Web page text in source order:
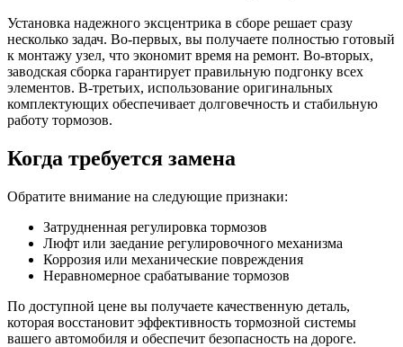
Установка надежного эксцентрика в сборе решает сразу
несколько задач. Во-первых, вы получаете полностью готовый
к монтажу узел, что экономит время на ремонт. Во-вторых,
заводская сборка гарантирует правильную подгонку всех
элементов. В-третьих, использование оригинальных
комплектующих обеспечивает долговечность и стабильную
работу тормозов.
Когда требуется замена
Обратите внимание на следующие признаки:
Затрудненная регулировка тормозов
Люфт или заедание регулировочного механизма
Коррозия или механические повреждения
Неравномерное срабатывание тормозов
По доступной цене вы получаете качественную деталь,
которая восстановит эффективность тормозной системы
вашего автомобиля и обеспечит безопасность на дороге.